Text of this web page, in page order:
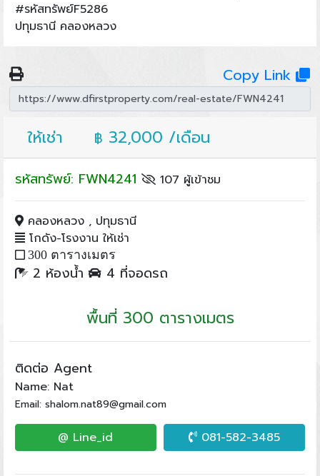
#รหัสทรัพย์F5286
ปทุมธานี คลองหลวง
Copy Link
ให้เช่า ฿ 32,000 /เดือน
รหัสทรัพย์: FWN4241 107 ผู้เข้าชม
คลองหลวง , ปทุมธานี
โกดัง-โรงงาน ให้เช่า
300 ตารางเมตร
2 ห้องน้ำ 4 ที่จอดรถ
พื้นที่ 300 ตารางเมตร
ติดต่อ Agent
Name: Nat
Email: shalom.nat89@gmail.com
@ Line_id 081-582-3485